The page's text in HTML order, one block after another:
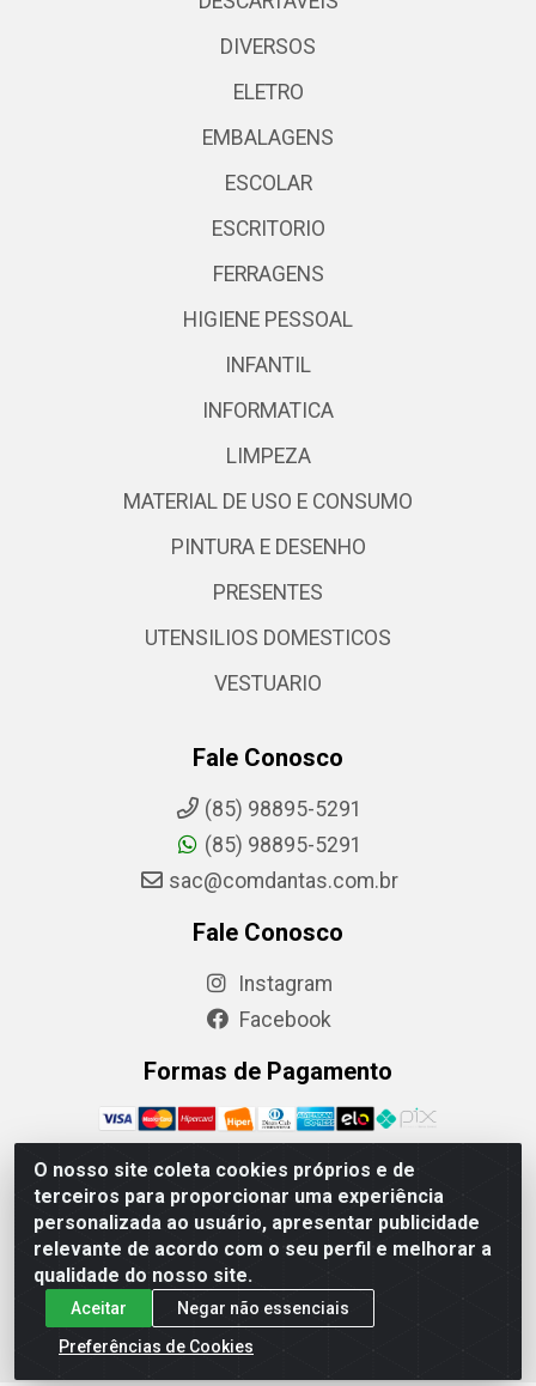
O nosso site coleta cookies próprios e de
terceiros para proporcionar uma experiência
personalizada ao usuário, apresentar publicidade
relevante de acordo com o seu perfil e melhorar a
qualidade do nosso site.
Aceitar
Negar não essenciais
Preferências de Cookies
DIVERSOS
ELETRO
EMBALAGENS
ESCOLAR
ESCRITORIO
FERRAGENS
HIGIENE PESSOAL
INFANTIL
INFORMATICA
LIMPEZA
MATERIAL DE USO E CONSUMO
PINTURA E DESENHO
PRESENTES
UTENSILIOS DOMESTICOS
VESTUARIO
Fale Conosco
(85) 98895-5291
(85) 98895-5291
sac@comdantas.com.br
Fale Conosco
Instagram
Facebook
Formas de Pagamento
Rafael & Dantas LTDA - Rua Floriano Peixoto, 137-
Centro, CEP: 60025-130 | CNPJ: 02.884.314/0001-20